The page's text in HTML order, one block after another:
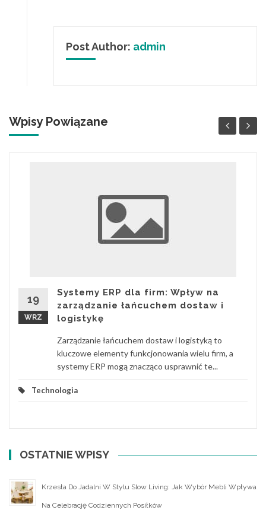
Post Author: admin
Wpisy Powiązane
19
WRZ
Systemy ERP dla firm: Wpływ na
zarządzanie łańcuchem dostaw i
logistykę
Zarządzanie łańcuchem dostaw i logistyką to
kluczowe elementy funkcjonowania wielu firm, a
systemy ERP mogą znacząco usprawnić te...
Technologia
OSTATNIE WPISY
Krzesła Do Jadalni W Stylu Slow Living: Jak Wybór Mebli Wpływa
Na Celebrację Codziennych Posiłków